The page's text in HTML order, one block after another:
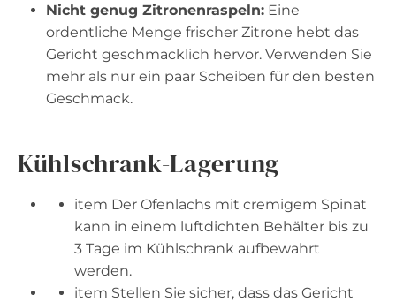
Nicht genug Zitronenraspeln: Eine
ordentliche Menge frischer Zitrone hebt das
Gericht geschmacklich hervor. Verwenden Sie
mehr als nur ein paar Scheiben für den besten
Geschmack.
Kühlschrank-Lagerung
item Der Ofenlachs mit cremigem Spinat
kann in einem luftdichten Behälter bis zu
3 Tage im Kühlschrank aufbewahrt
werden.
item Stellen Sie sicher, dass das Gericht